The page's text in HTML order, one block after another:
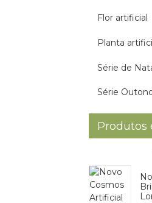
Flor artificial
Planta
Série de
Série
Produtos